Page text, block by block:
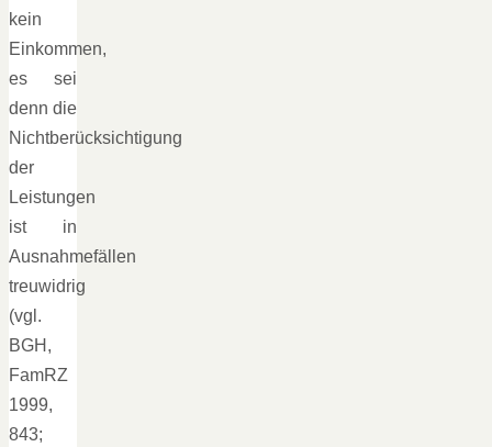
kein
Einkommen,
es sei
denn die
Nichtberücksichtigung
der
Leistungen
ist in
Ausnahmefällen
treuwidrig
(vgl.
BGH,
FamRZ
1999,
843;